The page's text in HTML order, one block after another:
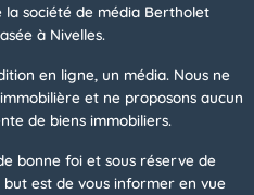
société de média Bertholet
à Nivelles.
en ligne, un média. Nous ne
et ne proposons aucun
de biens immobiliers.
bonne foi et sous réserve de
est de vous informer en vue